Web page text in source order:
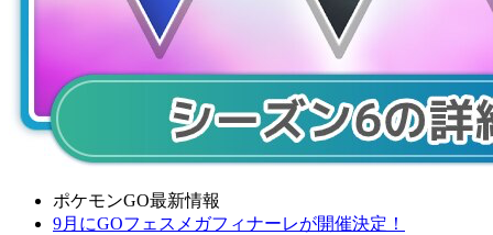
ポケモンGO最新情報
9月にGOフェスメガフィナーレが開催決定！